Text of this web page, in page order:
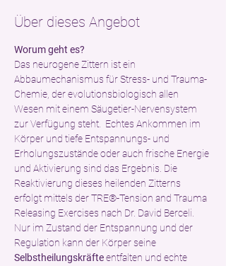
Über dieses Angebot
Worum geht es?
Das neurogene Zittern ist ein
Abbaumechanismus für Stress- und Trauma-
Chemie, der evolutionsbiologisch allen
Wesen mit einem Säugetier-Nervensystem
zur Verfügung steht.  Echtes Ankommen im
Körper und tiefe Entspannungs- und
Erholungszustände oder auch frische Energie
und Aktivierung sind das Ergebnis. Die
Reaktivierung dieses heilenden Zitterns
erfolgt mittels der TRE®-Tension and Trauma
Releasing Exercises nach Dr. David Berceli.
Nur im Zustand der Entspannung und der
Regulation kann der Körper seine
Selbstheilungskräfte entfalten und echte